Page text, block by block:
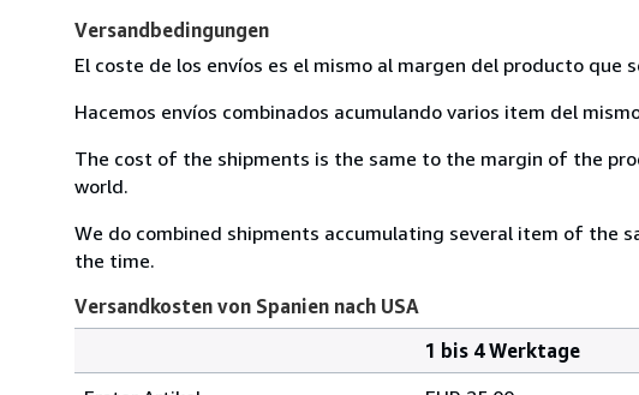
Versandbedingungen
El coste de los envíos es el mismo al margen del producto que
Hacemos envíos combinados acumulando varios item del
The cost of the shipments is the same to the margin of the
world.
We do combined shipments accumulating several item of the
the time.
Versandkosten von Spanien nach USA
1 bis 4 Werktage